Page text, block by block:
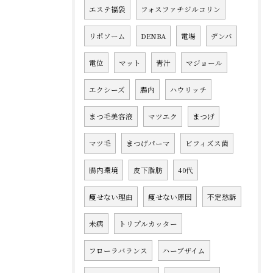
エステ福袋 フォスファチジルコリン
リポソーム DENBA 電場 デンバ
電位 マット 青汁 マジョール
エクシーズ 腸内 ハウリッチ
まつ毛美容液 マツエク まつげ
マツ毛 まつげパーマ ビフィズス菌
腸内環境 皮下脂肪 40代
痩せない理由 痩せない原因 不定愁訴
未病 トリプルカッター
フローラバランス ハーブザイム